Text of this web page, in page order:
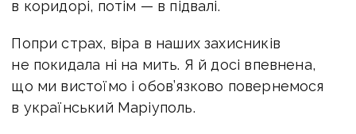
в коридорі, потім — в підвалі.
Попри страх, віра в наших захисників
не покидала ні на мить. Я й досі впевнена,
що ми вистоїмо і обов’язково повернемося
в український Маріуполь.